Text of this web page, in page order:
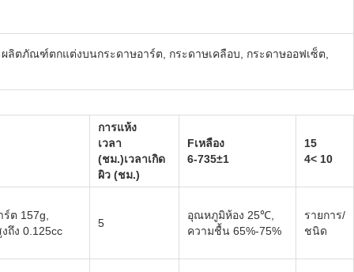
ตภัณฑ์ตกแต่งบนกระดาษอาร์ต, กระดาษเคลือบ, กระดาษออฟเซ็ต,
การแห้ง
เวลา
(ชม.)เวลาเกิด
ผิว (ชม.)
Fเหลือง
6-735±1
15
4< 10
ต 157g,
ถึง 0.125cc
5
อุณหภูมิห้อง 25℃,
ความชื้น 65%-75%
รายการ/
ชนิด